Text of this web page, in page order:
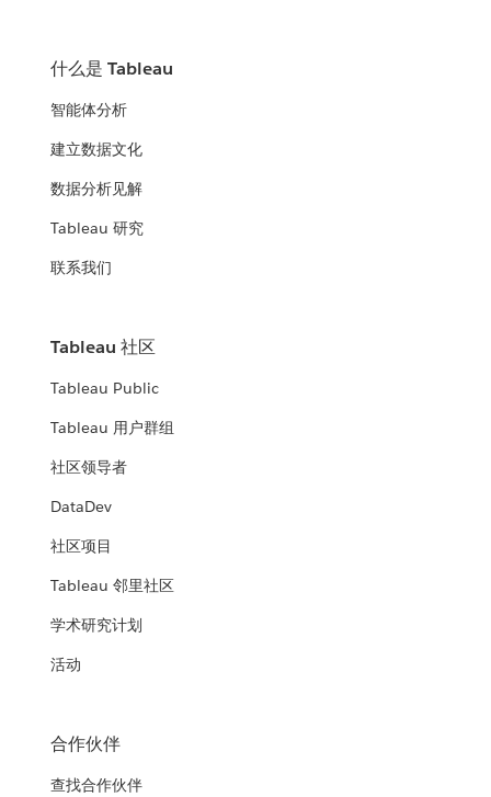
什么是 Tableau
智能体分析
建立数据文化
数据分析见解
Tableau 研究
联系我们
Tableau 社区
Tableau Public
Tableau 用户群组
社区领导者
DataDev
社区项目
Tableau 邻里社区
学术研究计划
活动
合作伙伴
查找合作伙伴